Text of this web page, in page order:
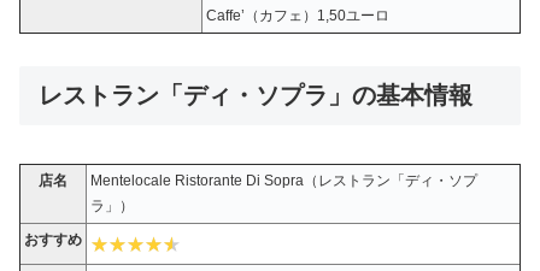
Caffe’（カフェ）1,50ユーロ
レストラン「ディ・ソプラ」の基本情報
店名
Mentelocale Ristorante Di Sopra（レストラン「ディ・ソプ
ラ」）
おすすめ